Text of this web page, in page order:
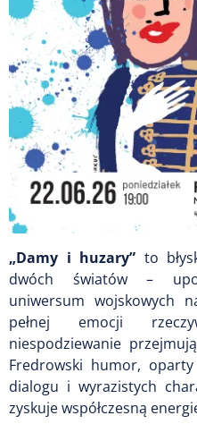
„Damy i huzary” to
dwóch światów –
uniwersum wojskowych
pełnej emocji
niespodziewanie
Fredrowski humor,
dialogu i wyrazistych
zyskuje współczesną